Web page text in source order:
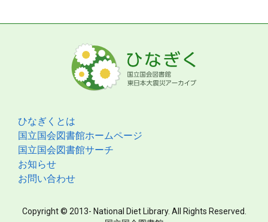
ひなぎくとは
国立国会図書館ホームページ
国立国会図書館サーチ
お知らせ
お問い合わせ
Copyright © 2013- National Diet Library. All Rights Reserved.